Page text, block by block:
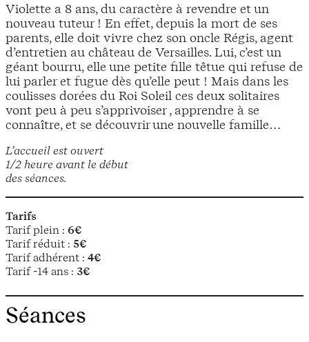
L’accueil est ouvert
1/2 heure avant le début
des séances.
Tarifs
Tarif plein : 6€
Tarif réduit : 5€
Tarif adhérent : 4€
Tarif -14 ans : 3€
Violette a 8 ans, du caractère à revendre et un
nouveau tuteur ! En effet, depuis la mort de ses
parents, elle doit vivre chez son oncle Régis, agent
d’entretien au château de Versailles. Lui, c’est un
géant bourru, elle une petite fille têtue qui refuse de
lui parler et fugue dès qu’elle peut ! Mais dans les
coulisses dorées du Roi Soleil ces deux solitaires
vont peu à peu s’apprivoiser , apprendre à se
connaître, et se découvrir une nouvelle famille…
Séances